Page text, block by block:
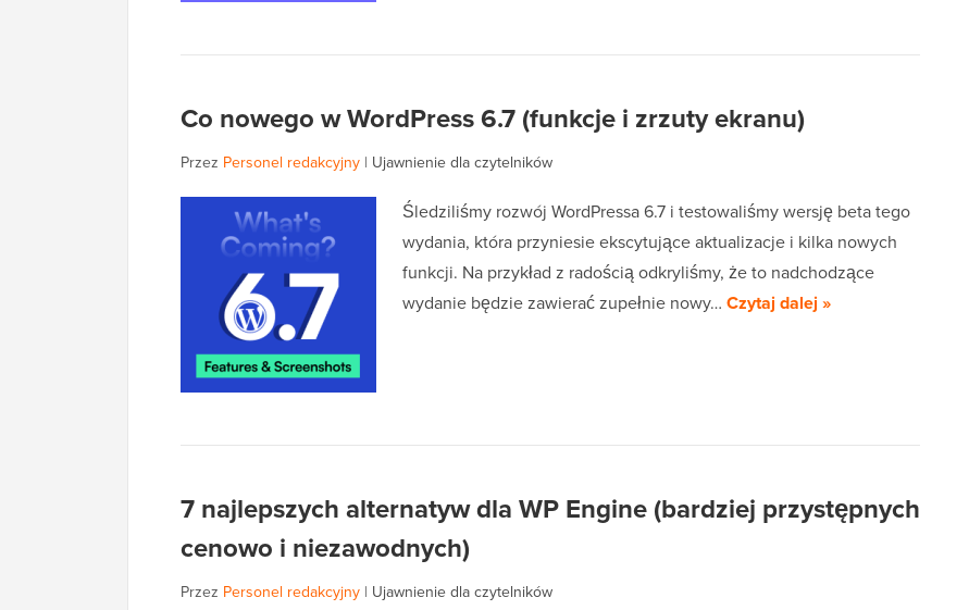
Co nowego w WordPress 6.7 (funkcje i zrzuty ekranu)
Przez Personel redakcyjny | Ujawnienie dla czytelników
Śledziliśmy rozwój WordPressa 6.7 i testowaliśmy wersję beta tego
wydania, która przyniesie ekscytujące aktualizacje i kilka nowych
funkcji. Na przykład z radością odkryliśmy, że to nadchodzące
wydanie będzie zawierać zupełnie nowy… Czytaj dalej »
7 najlepszych alternatyw dla WP Engine (bardziej przystępnych
cenowo i niezawodnych)
Przez Personel redakcyjny | Ujawnienie dla czytelników